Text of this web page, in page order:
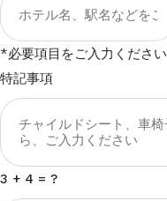
*必要項目をご入力ください
特記事項
3 + 4 = ?